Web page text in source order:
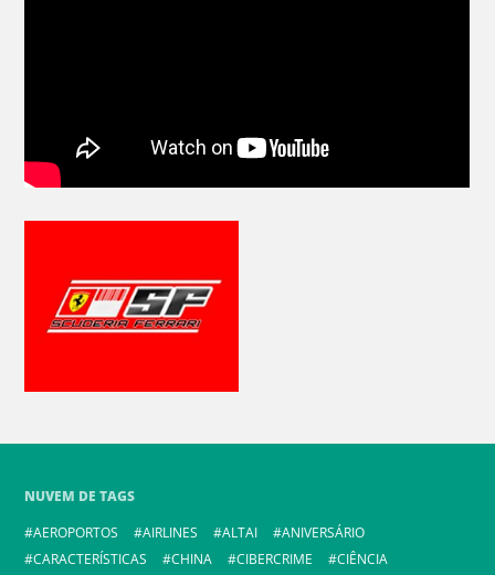
NUVEM DE TAGS
AEROPORTOS
AIRLINES ALTAI
ANIVERSÁRIO
CARACTERÍSTICAS
CHINA CIBERCRIME
CIÊNCIA